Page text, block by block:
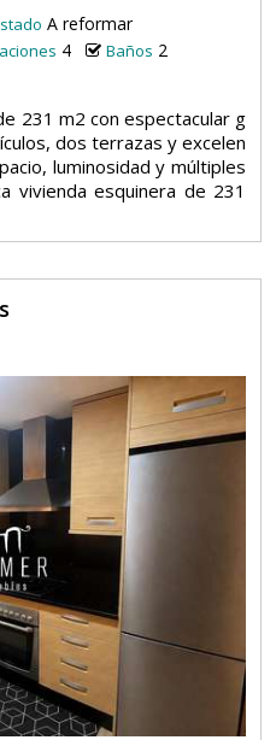
A reformar
4 Baños 2
231 m2 con espectacular g
dos terrazas y excelen
luminosidad y múltiples
vivienda esquinera de 231